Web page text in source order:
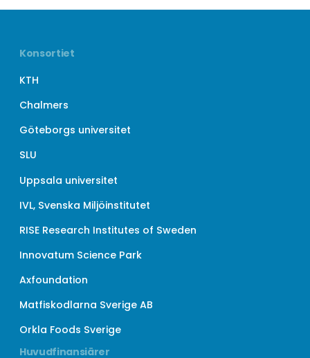
Konsortiet
KTH
Chalmers
Göteborgs universitet
SLU
Uppsala universitet
IVL, Svenska Miljöinstitutet
RISE Research Institutes of Sweden
Innovatum Science Park
Axfoundation
Matfiskodlarna Sverige AB
Orkla Foods Sverige
Huvudfinansiärer